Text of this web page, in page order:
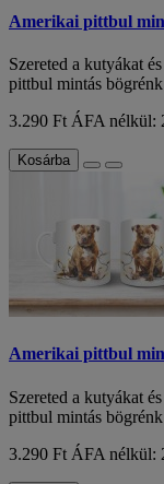
Amerikai pittbul
Szereted a kutyákat
pittbul mintás
3.290 Ft ÁFA nélkül:
Kosárba
Amerikai pittbul
Szereted a kutyákat
pittbul mintás
3.290 Ft ÁFA nélkül: